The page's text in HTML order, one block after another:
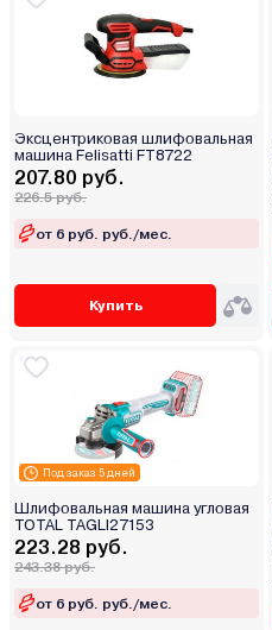
Эксцентриковая шлифовальная
машина Felisatti FT8722
207.80 руб.
226.5 руб.
от 6 руб. руб./мес.
Купить
Под заказ 5 дней
Шлифовальная машина угловая
TOTAL TAGLI27153
223.28 руб.
243.38 руб.
от 6 руб. руб./мес.